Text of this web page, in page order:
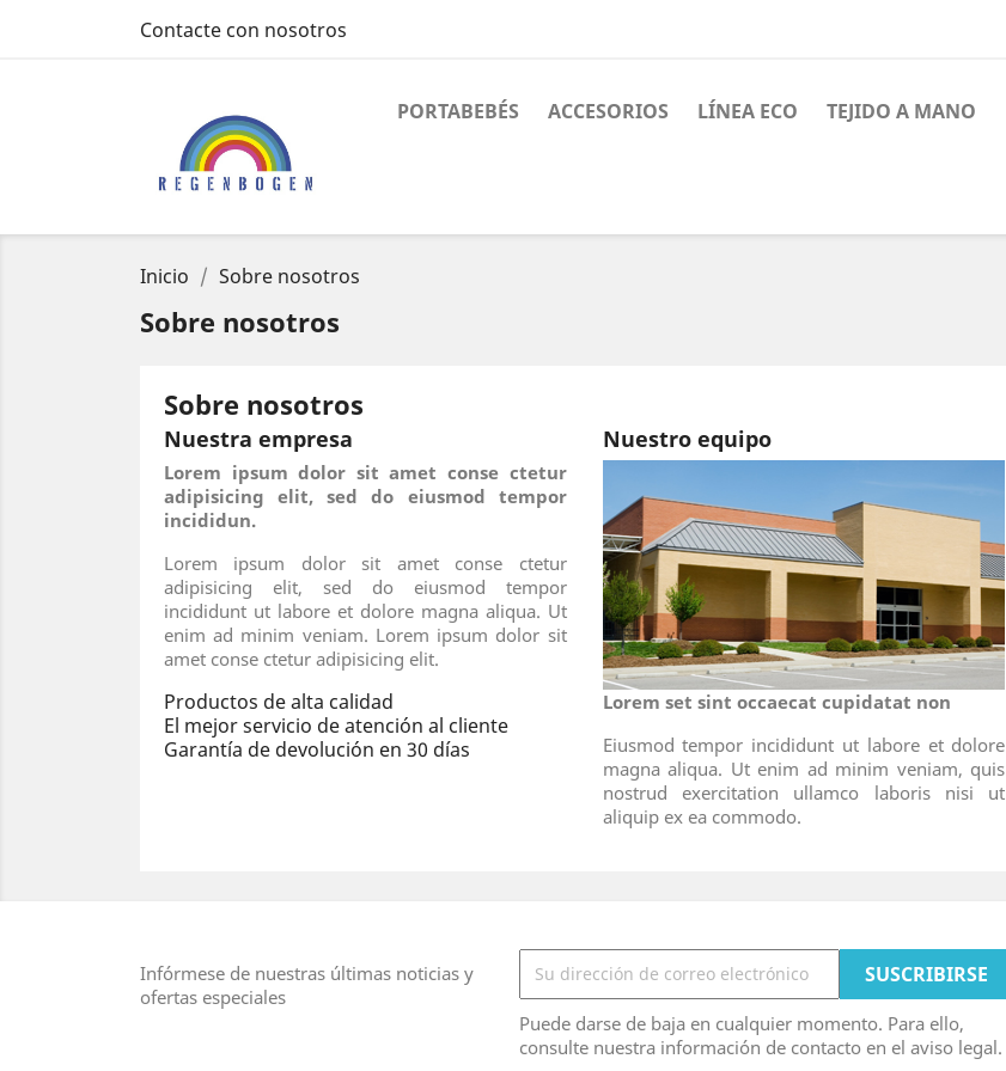
Contacte con nosotros
PORTABEBÉS ACCESORIOS LÍNEA ECO TEJIDO A MANO
Inicio Sobre nosotros
Sobre nosotros
Sobre nosotros
Nuestra empresa
Lorem ipsum dolor sit amet conse ctetur
adipisicing elit, sed do eiusmod tempor
incididun.
Lorem ipsum dolor sit amet conse ctetur
adipisicing elit, sed do eiusmod tempor
incididunt ut labore et dolore magna aliqua. Ut
enim ad minim veniam. Lorem ipsum dolor sit
amet conse ctetur adipisicing elit.
Productos de alta calidad
El mejor servicio de atención al cliente
Garantía de devolución en 30 días
Nuestro equipo
Lorem set sint occaecat cupidatat non
Eiusmod tempor incididunt ut labore et dolore
magna aliqua. Ut enim ad minim veniam, quis
nostrud exercitation ullamco laboris nisi ut
aliquip ex ea commodo.
Infórmese de nuestras últimas noticias y
ofertas especiales
Puede darse de baja en cualquier momento. Para ello,
consulte nuestra información de contacto en el aviso legal.